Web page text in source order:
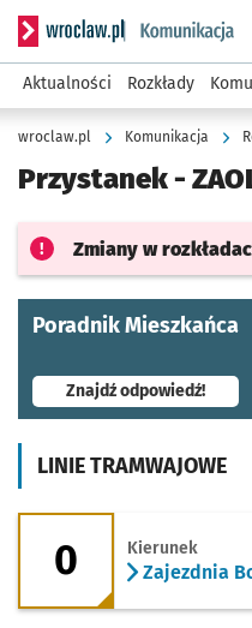
Serwis informacyjny
Aktualności Rozkłady
wroclaw.pl Komunikacja
Przystanek -
Zmiany w
Poradnik Mieszkańca
Znajdź odpowiedź!-
LINIE TRAMWAJOWE
0 - kierunek
0 Kierunek
Zajezdnia